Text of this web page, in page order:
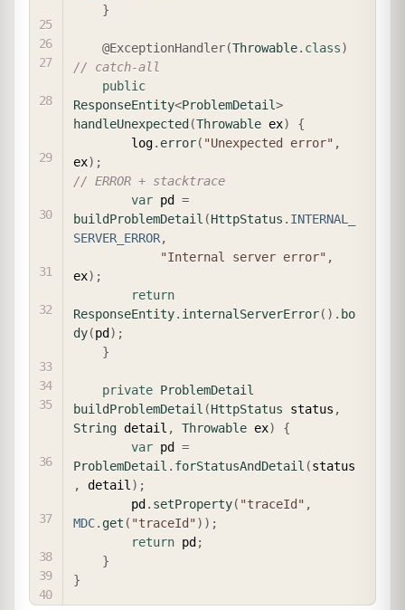
}
@ExceptionHandler(Throwable. class)
// catch-all
public
ResponseEntity<ProblemDetail>
handleUnexpected (Throwable ex)
{
        log
. error( "Unexpected error" ,
ex) ;
// ERROR + stacktrace
var pd =
buildProblemDetail (HttpStatus . INTERNAL_
SERVER_ERROR,
"Internal server error" ,
ex) ;
return
ResponseEntity. internalServerError( ) . bo
dy(pd ) ;
}
private ProblemDetail
buildProblemDetail (HttpStatus status ,
String detail , Throwable ex)
{
var pd =
ProblemDetail . forStatusAndDetail (status
,
detail) ;
        pd
. setProperty( "traceId" ,
MDC. get ( "traceId") ) ;
return pd ;
}
}